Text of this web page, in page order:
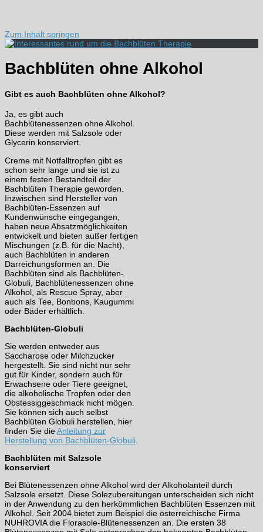
Zum Inhalt springen
Bachblüten ohne Alkohol
Gibt es auch Bachblüten ohne Alkohol?
Ja, es gibt auch
Bachblütenessenzen ohne Alkohol.
Diese werden mit Salzsole oder
Glycerin konserviert.
Creme mit Notfalltropfen gibt es
schon sehr lange und sie ist zu
einem festen Bestandteil der
Bachblüten Therapie geworden.
Inzwischen sind Hersteller von
Bachblüten-Essenzen auf
Kundenwünsche eingegangen,
haben neue Absatzmöglichkeiten
entwickelt und bieten außer fertigen
Mischungen (z.B. für die Nacht),
auch Bachblüten in anderen
Darreichungsformen an. Die
Bachblüten sind als Bachblüten-
Globuli, Bachblütenessenzen ohne
Alkohol, als Rescue Spray, aber
auch als Tee, Bonbons, Kaugummi
oder Bäder erhältlich.
Bachblüten-Globuli
Sie werden entweder aus
Saccharose oder Milchzucker
hergestellt. Sie sind nicht nur sehr
gut für Kinder, sondern auch für
Erwachsene oder Tiere geeignet,
die alkoholische Tropfen oder den
Obstessiggeschmack nicht mögen.
Sie können sich auch selbst
Bachblüten Globuli herstellen, hier
finden Sie dieAnleitung zur
Herstellung von Bachblüten-Globuli
Bachblüten mit Salzsole
konserviert
Bei Blütenessenzen ohne Alkohol wird der Alkoholanteil durch
Salzsole ersetzt. Diese Solezubereitungen unterscheiden sich nicht
in der Anwendung zu den herkömmlichen Bachblüten Essenzen mit
Alkohol. Seit 2004 bietet zum Beispiel die österreichische Firma
NUHROVIA die Florasole-Blütenessenzen an. Die ersten 38